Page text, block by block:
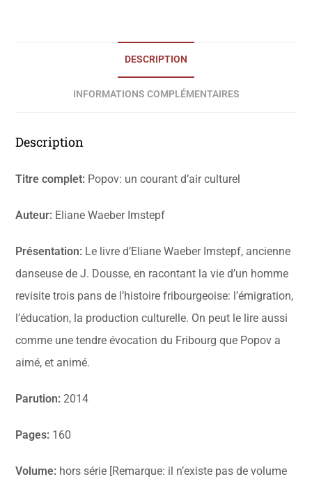
DESCRIPTION
INFORMATIONS COMPLÉMENTAIRES
Description
Titre complet: Popov: un courant d’air culturel
Auteur: Eliane Waeber Imstepf
Présentation: Le livre d’Eliane Waeber Imstepf, ancienne
danseuse de J. Dousse, en racontant la vie d’un homme
revisite trois pans de l’histoire fribourgeoise: l’émigration,
l’éducation, la production culturelle. On peut le lire aussi
comme une tendre évocation du Fribourg que Popov a
aimé, et animé.
Parution: 2014
Pages: 160
Volume: hors série [Remarque: il n’existe pas de volume